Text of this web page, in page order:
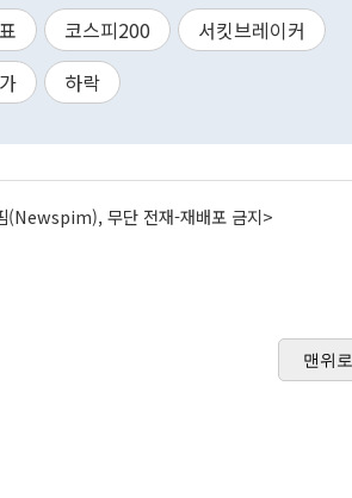
코스피200
서킷브레이커
하락
(Newspim), 무단 전재-재배포 금지>
맨위로